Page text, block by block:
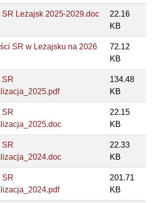
SR Leżajsk 2025-2029.doc
22.16
KB
SR w Leżajsku na 2026
72.12
KB
SR
134.48
KB
SR
22.15
KB
SR
22.33
KB
SR
201.71
KB